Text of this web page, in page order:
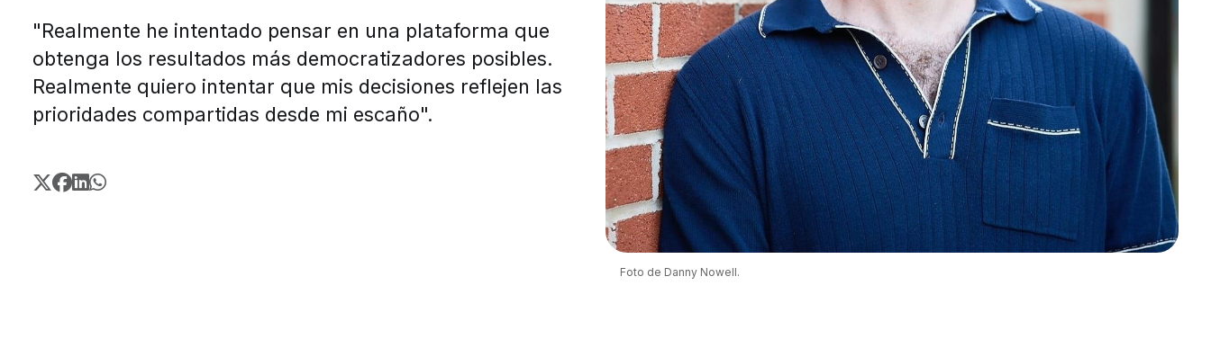
"Realmente he intentado pensar en una plataforma que
obtenga los resultados más democratizadores posibles.
Realmente quiero intentar que mis decisiones reflejen las
prioridades compartidas desde mi escaño".
Foto de Danny Nowell.